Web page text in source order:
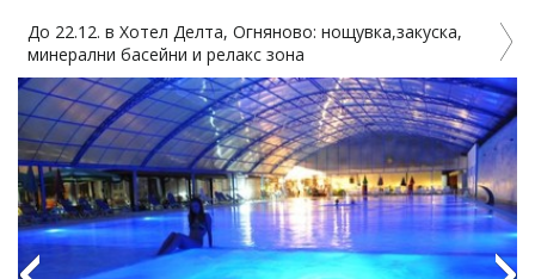
До 22.12. в Хотел Делта, Огняново: нощувка,закуска,
минерални басейни и релакс зона